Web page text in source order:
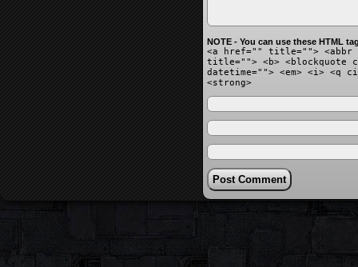
NOTE - You can use these HTML
<a href="" title=""> <abbr
title=""> <b> <blockquote
datetime=""> <em> <i> <q
<strong>